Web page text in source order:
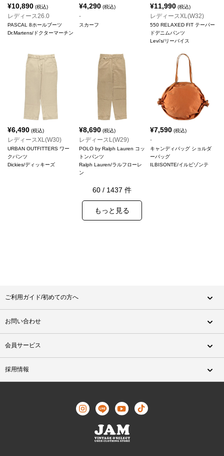
¥10,890 (税込)
レディース26.0
PASCAL 8ホールブーツ
Dr.Martens/ドクターマーチン
¥4,290(税込)
-
スカーフ
¥11,990 (税込)
レディースXL(W32)
550 RELAXED FIT テーパー
ドデニムパンツ
Levi's/リーバイス
¥6,490 (税込)
レディースXL(W30)
URBAN OUTFITTERS ワー
クパンツ
Dickies/ディッキーズ
¥8,690(税込)
レディースL(W29)
POLO by Ralph Lauren コッ
トンパンツ
Ralph Lauren/ラルフローレ
ン
¥7,590 (税込)
-
キャンディバッグ ショルダ
ーバッグ
ILBISONTE/イルビゾンテ
60 / 1437 件
もっと見る
ご利用ガイド/初めての方へ
お問い合わせ
会員サービス
採用情報